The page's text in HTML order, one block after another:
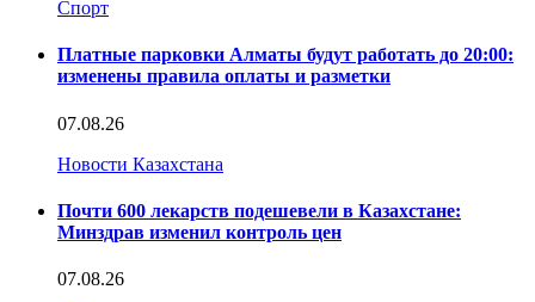
Спорт
Платные парковки Алматы будут работать до 20:00:
изменены правила оплаты и разметки
07.08.26
Новости Казахстана
Почти 600 лекарств подешевели в Казахстане:
Минздрав изменил контроль цен
07.08.26